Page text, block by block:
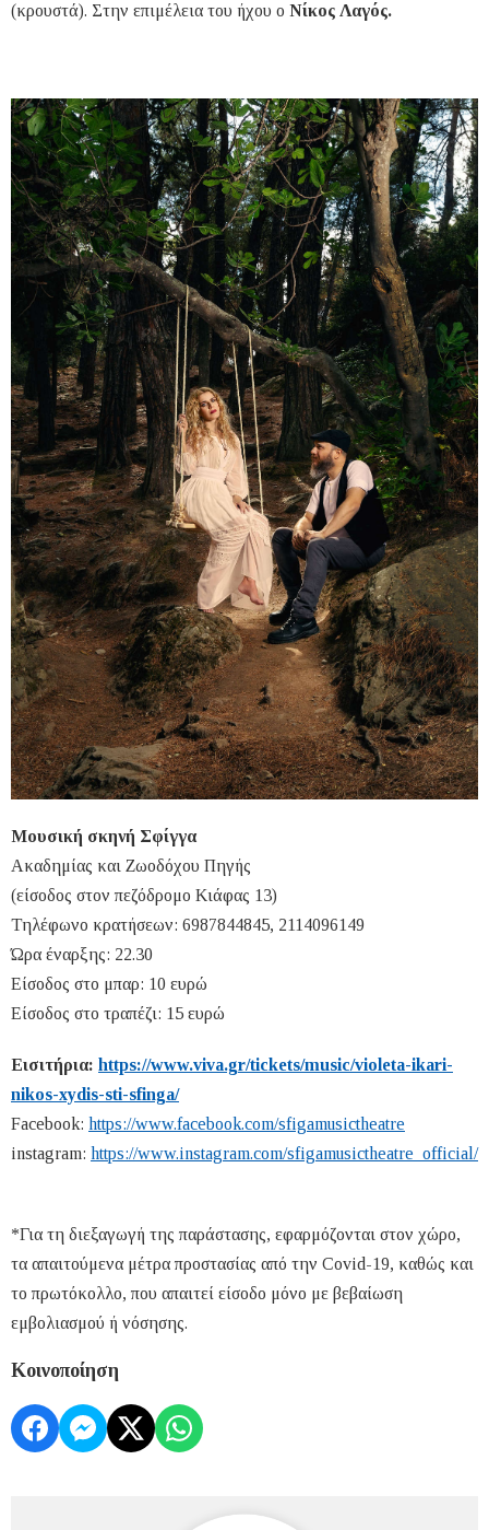
(κρουστά). Στην επιμέλεια του ήχου ο Νίκος Λαγός.
Μουσική σκηνή Σφίγγα
Ακαδημίας και Ζωοδόχου Πηγής
(είσοδος στον πεζόδρομο Κιάφας 13)
Τηλέφωνο κρατήσεων: 6987844845, 2114096149
Ώρα έναρξης: 22.30
Είσοδος στο μπαρ: 10 ευρώ
Είσοδος στο τραπέζι: 15 ευρώ
Εισιτήρια: https://www.viva.gr/tickets/music/violeta-ikari-
nikos-xydis-sti-sfinga/
Facebook: https://www.facebook.com/sfigamusictheatre
instagram: https://www.instagram.com/sfigamusictheatre_official/
*Για τη διεξαγωγή της παράστασης, εφαρμόζονται στον χώρο,
τα απαιτούμενα μέτρα προστασίας από την Covid-19, καθώς και
το πρωτόκολλο, που απαιτεί είσοδο μόνο με βεβαίωση
εμβολιασμού ή νόσησης.
Κοινοποίηση